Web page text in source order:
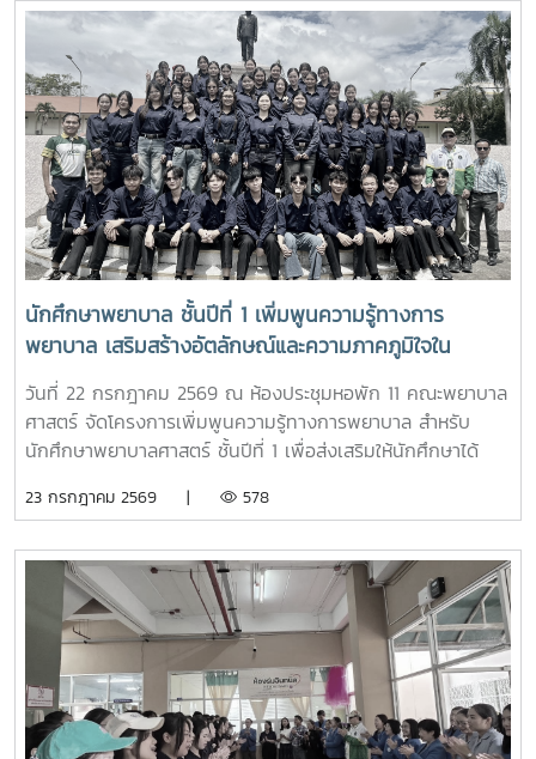
หลักสูตรพยาบาลศาสตร์ ได้แนะนำหลักสูตรพยาบาลศาสตร
บัณฑิต การจัดการเรียนการสอน การฝึกปฏิบัติ คุณสมบัติผู้
สมัคร และแนวทางการศึกษาต่อ เพื่อให้นักเรียนได้รับข้อมูลที่ถูก
ต้อง สามารถนำไปใช้ประกอบการวางแผนศึกษาต่อระดับ
อุดมศึกษาพร้อมกันนี้ ตัวแทนนักศึกษาพยาบาลชั้นปีที่ 4 ได้ร่วม
แลกเปลี่ยนประสบการณ์การเรียน การใช้ชีวิตในรั้วมหาวิทยาลัย
การฝึกงาน เพื่อสร้างแรงบันดาลใจให้กับน้องๆผ่านกิจกรรม
Student Talkช่วงท้ายของกิจกรรม คณะนักเรียนได้เยี่ยมชมห้อง
ปฏิบัติการพยาบาล ตามกิจกรรม “Future Nurse Portfolio”
ทดลองฝึกปฏิบัติทักษะทางการพยาบาลเบื้องต้น อาทิ การวัด
สัญญาณชีพ การช่วยฟื้นคืนชีพ (CPR) การฝึกพันผ้า การฝึก
ทักษะการฉีดยาเบื้องต้นกับหุ่นจำลอง และกายวิพากษ์ โดยมี
อาจารย์และนักศึกษาพยาบาลคอยให้คำแนะนำอย่างใกล้ชิด
บรรยากาศเต็มไปด้วยความอบอุ่น สนุกสนาน เป็นกันเอง
นักเรียนให้ความสนใจเข้าร่วมกิจกรรมเป็นอย่างมาก ตลอดจนซัก
ถามแลกเปลี่ยนความคิดเห็นกับคณาจารย์และรุ่นพี่นักศึกษาใน
เวลาอ่านหนังสือ เป็นต้นอย่างไรก็ตาม การศึกษาดูงานครั้งนี้
แรงบันดาลใจแก่นักเรียนในการก้าวสู่การเป็นบุคลากรทางการ
พยาบาลในอนาคตต่อไป
นักศึกษาพยาบาล ชั้นปีที่ 1 เพิ่มพูนความรู้ทางการ
พยาบาล เสริมสร้างอัตลักษณ์และความภาคภูมิใจใน
สถาบัน ภายใต้รายวิชา แม่โจ้วิถีใหม่
วันที่ 22 กรกฎาคม 2569 ณ ห้องประชุมหอพัก 11 คณะพยาบาล
ศาสตร์ จัดโครงการเพิ่มพูนความรู้ทางการพยาบาล สำหรับ
นักศึกษาพยาบาลศาสตร์ ชั้นปีที่ 1 เพื่อส่งเสริมให้นักศึกษาได้
มหาวิทยาลัย ตลอดจนปลูกฝังความภาคภูมิใจในความเป็น “ลูก
วิถีใหม่ (11701001)ในการนี้ รองศาสตราจารย์ ดร.เทพ พงษ์พา
นิช นายกสภามหาวิทยาลัยแม่โจ้ พร้อมด้วย นายพงษ์พิพัฒน์
ราชจันทร์ หัวหน้างานพัฒนานักศึกษาและศิษย์เก่าสัมพันธ์ ใน
ฐานะอาจารย์ประจำรายวิชา ร่วมให้ความรู้เกี่ยวกับประวัติความ
เป็นมา ปรัชญา และอัตลักษณ์ของมหาวิทยาลัยแม่โจ้ เพื่อสร้าง
ความเข้าใจและความผูกพันต่อสถาบันโอกาสนี้ รองศาสตราจารย์
ดร.เทพ พงษ์พานิช ได้เน้นย้ำให้นักศึกษาเรียนรู้รากเหง้าความ
23 กรกฎาคม 2569 | 578